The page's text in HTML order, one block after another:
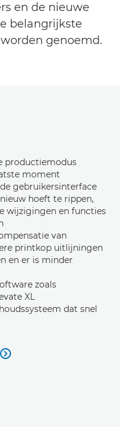
en de nieuwe
belangrijkste
genoemd.
productiemodus
moment
gebruikersinterface
hoeft te rippen,
wijzigingen en functies
van
printkop uitlijningen
en er is minder
zoals
XL
dat snel
